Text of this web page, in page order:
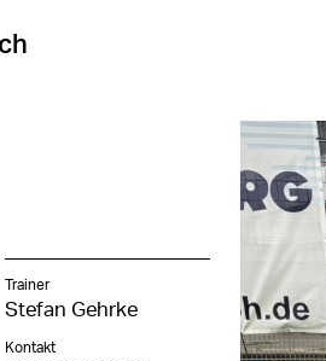
Trainer
Stefan Gehrke
Kontakt